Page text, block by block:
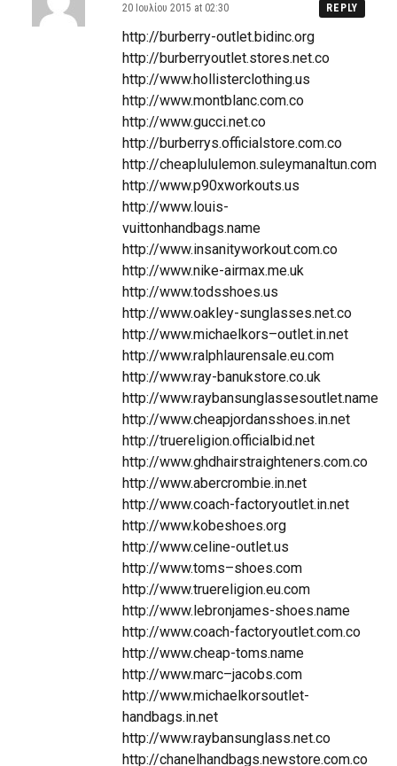
20 Ιουλίου 2015 at 02:30 REPLY
http://burberry-outlet.bidinc.org
http://burberryoutlet.stores.net.co
http://www.hollisterclothing.us
http://www.montblanc.com.co
http://www.gucci.net.co
http://burberrys.officialstore.com.co
http://cheaplululemon.suleymanaltun.com
http://www.p90xworkouts.us
http://www.louis-
vuittonhandbags.name
http://www.insanityworkout.com.co
http://www.nike-airmax.me.uk
http://www.todsshoes.us
http://www.oakley-sunglasses.net.co
http://www.michaelkors–outlet.in.net
http://www.ralphlaurensale.eu.com
http://www.ray-banukstore.co.uk
http://www.raybansunglassesoutlet.name
http://www.cheapjordansshoes.in.net
http://truereligion.officialbid.net
http://www.ghdhairstraighteners.com.co
http://www.abercrombie.in.net
http://www.coach-factoryoutlet.in.net
http://www.kobeshoes.org
http://www.celine-outlet.us
http://www.toms–shoes.com
http://www.truereligion.eu.com
http://www.lebronjames-shoes.name
http://www.coach-factoryoutlet.com.co
http://www.cheap-toms.name
http://www.marc–jacobs.com
http://www.michaelkorsoutlet-
handbags.in.net
http://www.raybansunglass.net.co
http://chanelhandbags.newstore.com.co